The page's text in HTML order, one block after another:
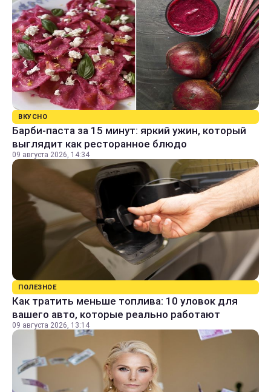
ВКУСНО
Барби-паста за 15 минут: яркий ужин, который
выглядит как ресторанное блюдо
09 августа 2026, 14:34
ПОЛЕЗНОЕ
Как тратить меньше топлива: 10 уловок для
вашего авто, которые реально работают
09 августа 2026, 13:14